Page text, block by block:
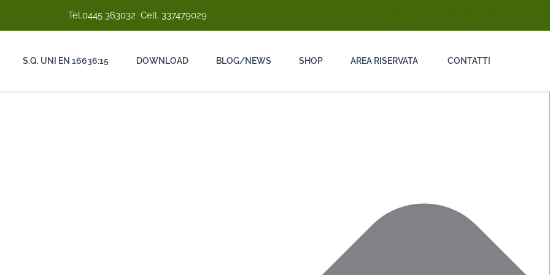
Tel.0445 363032 Cell. 337479029
S.Q. UNI EN 16636:15 DOWNLOAD BLOG/NEWS SHOP AREA RISERVATA CONTATTI